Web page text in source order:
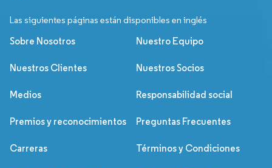
Las siguientes páginas están disponibles en inglés
Sobre Nosotros Nuestro Equipo
Nuestros Clientes Nuestros Socios
Medios Responsabilidad social
Premios y reconocimientos Preguntas Frecuentes
Carreras Términos y Condiciones